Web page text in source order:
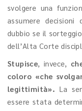
svolgere una
assumere
dubbio se il
dell’Alta Corte
Stupisce, invece,
coloro «che
legittimità». La
essere stata